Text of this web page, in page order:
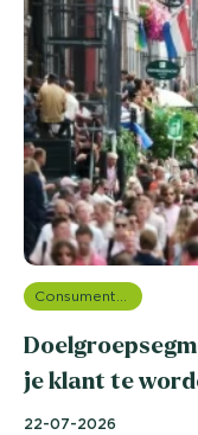
Consumentenonderzoek
je klant te
22-07-2026